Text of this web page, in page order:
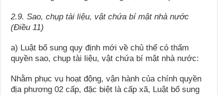
2.9. Sao, chụp tài liệu, vật chứa bí mật nhà nước
(Điều 11)
a) Luật bổ sung quy định mới về chủ thể có thẩm
quyền sao, chụp tài liệu, vật chứa bí mật nhà nước:
Nhằm phục vụ hoạt động, vận hành của chính quyền
địa phương 02 cấp, đặc biệt là cấp xã, Luật bổ sung